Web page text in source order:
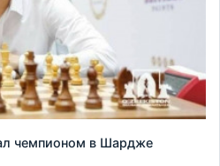
чемпионом в Шардже